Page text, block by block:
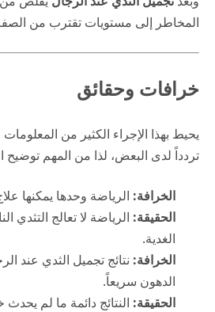
المخاطر إلى مستويات تقترب من
خرافات وحقائق
يحيط بهذا الإجراء الكثير من
تردداً لدى البعض، لذا من المهم توضيح
الخرافة: الرياضة وحدها يمكنها
الحقيقة: الرياضة لا تعالج التثدي
الغدية.
الخرافة: نتائج تجميل الثدي عند
الدهون سريعاً.
الحقيقة: النتائج دائمة ما لم